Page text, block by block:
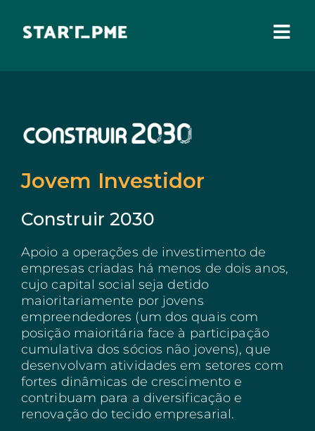
content
Fundo Santa Casa
Benefícios Fiscais
Administração Local
IEFP
Açores
Algarve
PRR
Turismo de Portugal
Jovem Investidor
Construir 2030
Apoio a operações de investimento de
empresas criadas há menos de dois anos,
cujo capital social seja detido
maioritariamente por jovens
empreendedores (um dos quais com
posição maioritária face à participação
cumulativa dos sócios não jovens), que
desenvolvam atividades em setores com
fortes dinâmicas de crescimento e
contribuam para a diversificação e
renovação do tecido empresarial.